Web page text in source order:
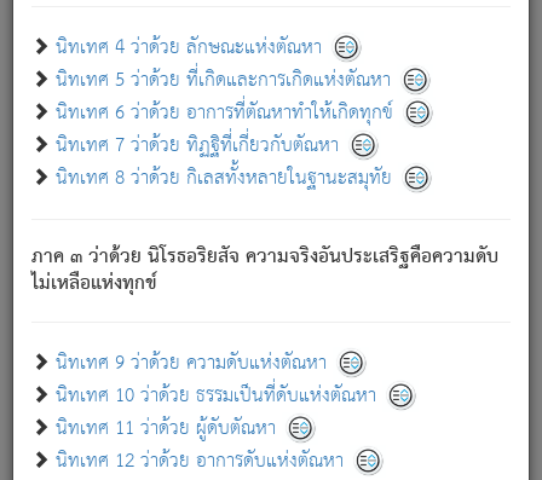
นิทเทศ 4 ว่าด้วย ลักษณะแห่งตัณหา
นิทเทศ 5 ว่าด้วย ที่เกิดและการเกิดแห่งตัณหา
นิทเทศ 6 ว่าด้วย อาการที่ตัณหาทำให้เกิดทุกข์
นิทเทศ 7 ว่าด้วย ทิฏฐิที่เกี่ยวกับตัณหา
นิทเทศ 8 ว่าด้วย กิเลสทั้งหลายในฐานะสมุทัย
ภาค ๓ ว่าด้วย นิโรธอริยสัจ ความจริงอันประเสริฐคือความดับ
ไม่เหลือแห่งทุกข์
นิทเทศ 9 ว่าด้วย ความดับแห่งตัณหา
นิทเทศ 10 ว่าด้วย ธรรมเป็นที่ดับแห่งตัณหา
นิทเทศ 11 ว่าด้วย ผู้ดับตัณหา
นิทเทศ 12 ว่าด้วย อาการดับแห่งตัณหา
อย่างนี้อยู่; เขาย่อมละภวตัณหาได้ และไม่เพลิดเพลินวิภวตัณหา
ด้วย.
ความดับเพราะความสำรอกไม่เหลือ (แห่งภพทั้งหลาย)
เพราะความสิ้นไปแห่งตัณหาโดยประการทั้งปวง นั้นคือ
นิพพาน.
ภพใหม่ย่อมไม่มีแก่ภิกษุนั้น ผู้ดับเย็นสนิทแล้ว เพราะไม่มี
ภิกษุนั้น เป็นผู้ครอบงำมารได้แล้ว ชนะสงครามแล้ว ก้าวล่วง
ภพทั้งหลายทั้งปวงได้แล้ว เป็นผู้คงที่ (คือไม่เปลี่ยนแปลงอีกต่อ
- อุ.ขุ. ๒๕/๑๒๑/๘๔.
(ข้อความนี้ เป็นพระพุทธอุทานที่ทรงเปล่งออก ที่โคนต้นโพธิ์
เป็นที่ตรัสรู้ เมื่อตรัสรู้แล้วได้ 7 วัน)